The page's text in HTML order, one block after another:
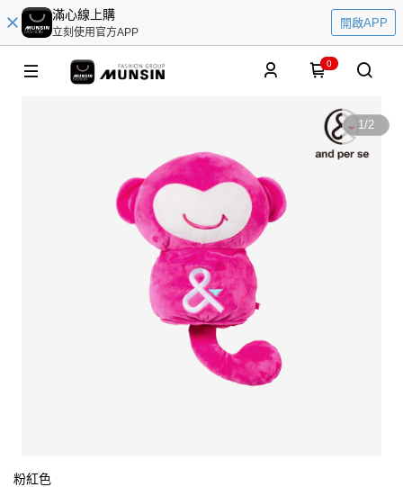
滿心線上購
立刻使用官方APP
開啟APP
0
1/2
粉紅色